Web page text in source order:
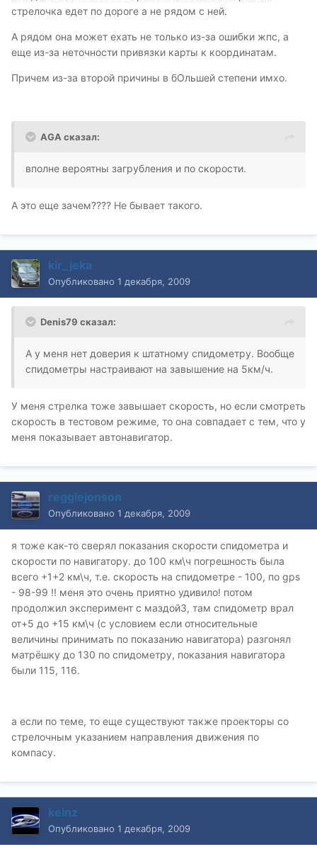
стрелочка едет по дороге а не рядом с ней.
А рядом она может ехать не только из-за ошибки жпс, а
еще из-за неточности привязки карты к координатам.
Причем из-за второй причины в бОльшей степени имхо.
AGA сказал:
вполне вероятны загрубления и по скорости.
А это еще зачем???? Не бывает такого.
kir_jeka
Опубликовано 1 декабря, 2009
Denis79 сказал:
А у меня нет доверия к штатному спидометру. Вообще
спидометры настраивают на завышение на 5км/ч.
У меня стрелка тоже завышает скорость, но если смотреть
скорость в тестовом режиме, то она совпадает с тем, что у
меня показывает автонавигатор.
reggiejonson
Опубликовано 1 декабря, 2009
я тоже как-то сверял показания скорости спидометра и
скорости по навигатору. до 100 км\ч погрешность была
всего +1+2 км\ч, т.е. скорость на спидометре - 100, по gps
- 98-99 !! меня это очень приятно удивило! потом
продолжил эксперимент с маздой3, там спидометр врал
от+5 до +15 км\ч (с условием если относительные
величины принимать по показанию навигатора) разгонял
матрёшку до 130 по спидометру, показания навигатора
были 115, 116.
а если по теме, то еще существуют также проекторы со
стрелочным указанием направления движения по
компасу.
keinz
Опубликовано 1 декабря, 2009